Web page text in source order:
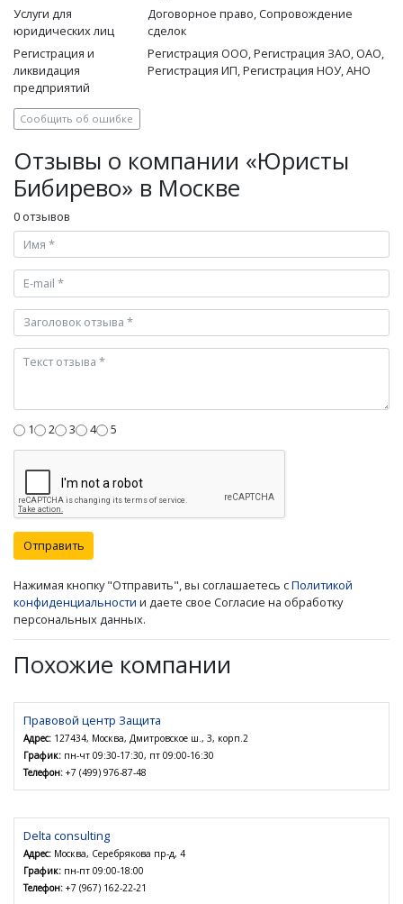
Услуги для
юридических лиц
Договорное право, Сопровождение
сделок
Регистрация и
ликвидация
предприятий
Регистрация ООО, Регистрация ЗАО, ОАО,
Регистрация ИП, Регистрация НОУ, АНО
Сообщить об ошибке
Отзывы о компании «Юристы
Бибирево» в Москве
0 отзывов
1 2 3 4 5
Отправить
Нажимая кнопку "Отправить", вы соглашаетесь сПолитикой
конфиденциальности и даете свое Согласие на обработку
персональных данных.
Похожие компании
Правовой центр Защита
Адрес: 127434, Москва, Дмитровское ш., 3, корп.2
График: пн-чт 09:30-17:30, пт 09:00-16:30
Телефон: +7 (499) 976-87-48
Delta consulting
Адрес: Москва, Серебрякова пр-д, 4
График: пн-пт 09:00-18:00
Телефон: +7 (967) 162-22-21